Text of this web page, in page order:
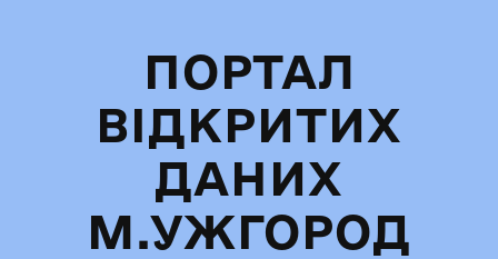
ПОРТАЛ
ВІДКРИТИХ
ДАНИХ
М.УЖГОРОД